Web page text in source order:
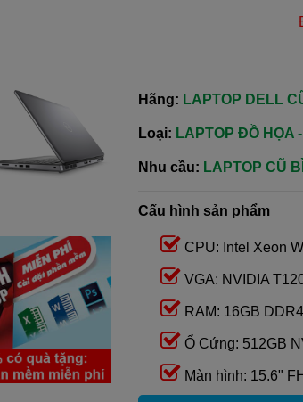
Hãng: LAPTOP DELL
Loại: LAPTOP ĐỒ HỌA
Nhu cầu: LAPTOP CŨ
Cấu hình sản phẩm
CPU: Intel Xeon
VGA: NVIDIA
RAM: 16GB
Ổ Cứng: 512GB
Màn hình: 15.6"